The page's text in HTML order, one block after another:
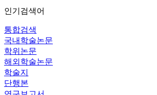
인기검색어
통합검색
국내학술논문
학위논문
해외학술논문
학술지
단행본